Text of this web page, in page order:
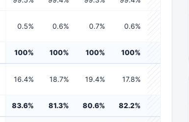
0.5% 0.6% 0.7% 0.6%
100% 100% 100% 100%
16.4% 18.7% 19.4% 17.8%
83.6% 81.3% 80.6% 82.2%